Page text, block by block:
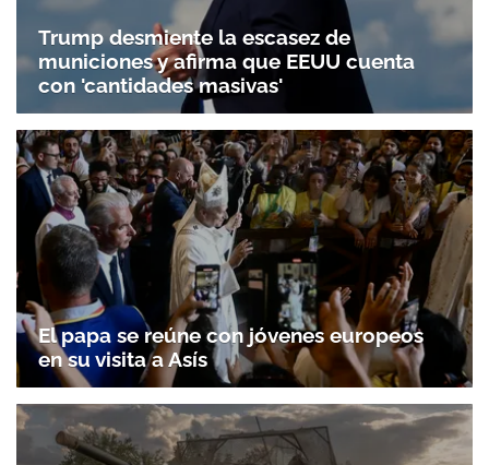
Trump desmiente la escasez de
municiones y afirma que EEUU cuenta
con 'cantidades masivas'
El papa se reúne con jóvenes europeos
en su visita a Asís